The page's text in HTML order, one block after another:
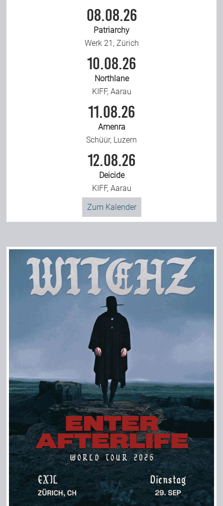
08.08.26
Patriarchy
Werk 21, Zürich
10.08.26
Northlane
KIFF, Aarau
11.08.26
Amenra
Schüür, Luzern
12.08.26
Deicide
KIFF, Aarau
Zum Kalender